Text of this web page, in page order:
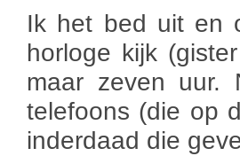
Ik het bed uit en
horloge kijk
maar zeven uur.
telefoons (die op
inderdaad die